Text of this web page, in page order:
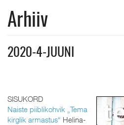
Arhiiv
2020-4-JUUNI
SISUKORD
Naiste piiblikohvik „Tema
kirglik armastus“ Helina-